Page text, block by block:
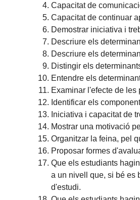
Capacitat de
Capacitat de continuar
Demostrar iniciativa i
Descriure els
Descriure els
Distingir els
Entendre els
Examinar l'efecte de
Identificar els
Iniciativa i capacitat de
Mostrar una motivació
Organitzar la feina, pel
Proposar formes
Que els estudiants
a un nivell que, si bé es
d'estudi.